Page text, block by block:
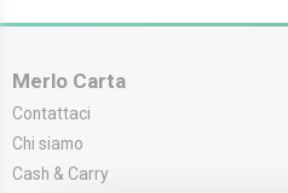
Merlo Carta
Contattaci
Chi siamo
Cash & Carry